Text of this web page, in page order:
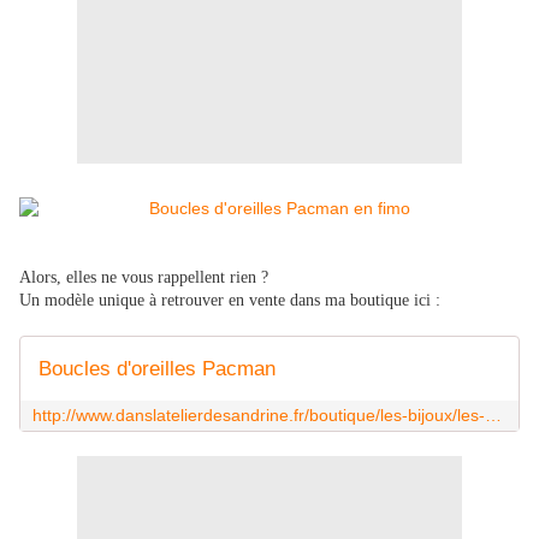
Alors, elles ne vous rappellent rien ?
Un modèle unique à retrouver en vente dans ma boutique ici :
Boucles d'oreilles Pacman